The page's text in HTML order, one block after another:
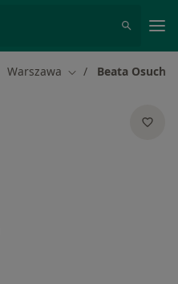
Warszawa Zmień miasto
Beata Osuch